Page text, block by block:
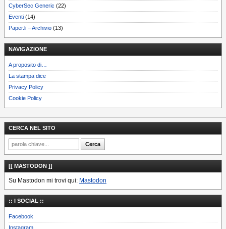
CyberSec Generic (22)
Eventi (14)
Paper.li – Archivio (13)
NAVIGAZIONE
A proposito di…
La stampa dice
Privacy Policy
Cookie Policy
CERCA NEL SITO
[[ MASTODON ]]
Su Mastodon mi trovi qui: Mastodon
:: I SOCIAL ::
Facebook
Instagram